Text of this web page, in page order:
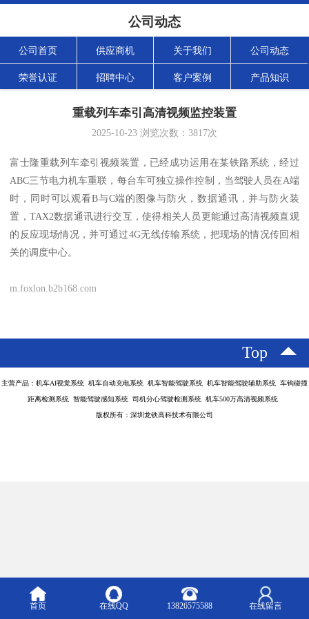
公司动态
公司首页 供应商机 关于我们 公司动态
荣誉认证 招聘中心 客户案例 产品知识
重载列车牵引高清视频监控装置
2025-10-23 浏览次数： 3817次
富士隆重载列车牵引视频装置，已经成功运用在某铁路系统，经过
ABC三节电力机车重联，每台车可独立操作控制，当驾驶人员在A端
时，同时可以观看B与C端的图像与防火，数据通讯，并与防火装
置，TAX2数据通讯进行交互，使得相关人员更能通过高清视频直观
的反应现场情况，并可通过4G无线传输系统，把现场的情况传回相
关的调度中心。
m.foxlon.b2b168.com
Top
主营产品：机车AI视觉系统 机车自动充电系统 机车智能驾驶系统 机车智能驾驶辅助系统 车钩碰撞
距离检测系统 智能驾驶感知系统 司机分心驾驶检测系统 机车500万高清视频系统
版权所有：深圳龙铁高科技术有限公司
首页 在线QQ 13826575588 在线留言